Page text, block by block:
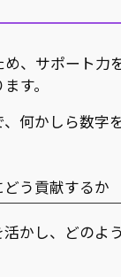
、サポート力
す。
何かしら数字
う貢献するか
かし、どのよ